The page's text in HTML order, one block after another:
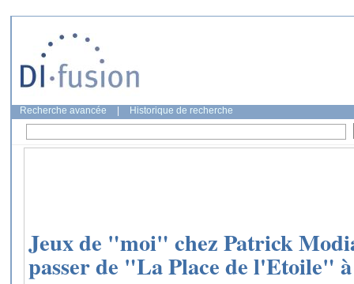
Recherche avancée Historique de recherche
Jeux de "moi" chez Patrick
passer de "La Place de l'Etoile"